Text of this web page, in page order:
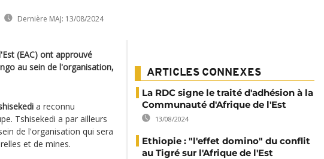
Dernière MAJ: 13/08/2024
(EAC) ont approuvé
au sein de l'organisation,
a reconnu
Tshisekedi a par ailleurs
de l'organisation qui sera
et de mines.
ARTICLES CONNEXES
La RDC signe le traité d'adhésion à la
Communauté d'Afrique de l'Est
13/08/2024
Ethiopie : "l'effet domino" du conflit
au Tigré sur l'Afrique de l'Est